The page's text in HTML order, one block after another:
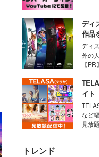
ディ
作品
ディ
外の
【PR】
イト
など
見放
トレンド